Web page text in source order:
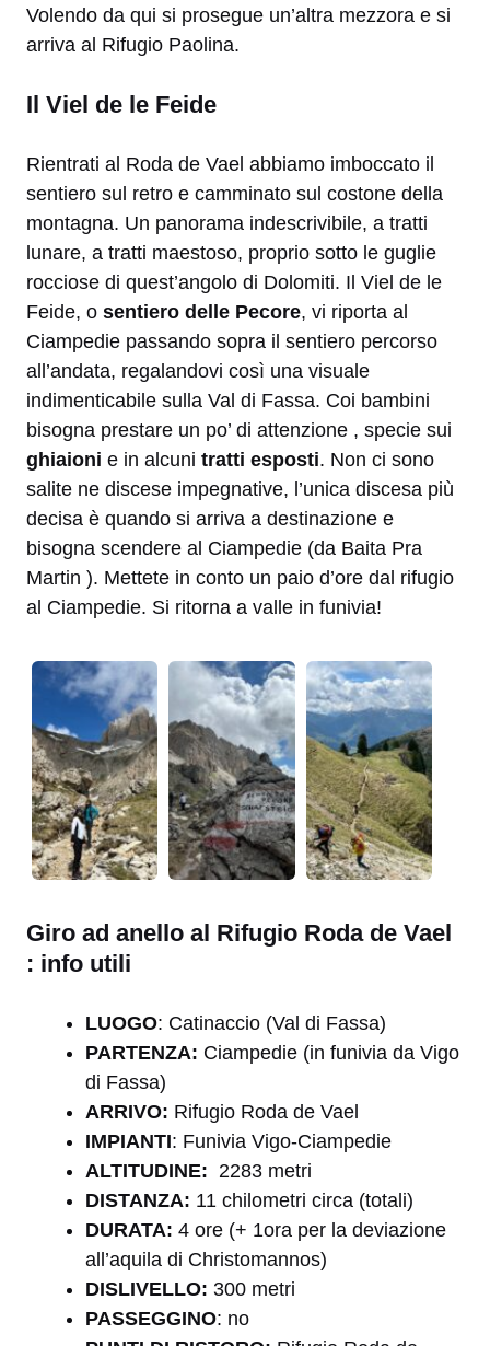
Volendo da qui si prosegue un’altra mezzora e si
arriva al Rifugio Paolina.
Il Viel de le Feide
Rientrati al Roda de Vael abbiamo imboccato il
sentiero sul retro e camminato sul costone della
montagna. Un panorama indescrivibile, a tratti
lunare, a tratti maestoso, proprio sotto le guglie
rocciose di quest’angolo di Dolomiti. Il Viel de le
Feide, o sentiero delle Pecore, vi riporta al
Ciampedie passando sopra il sentiero percorso
all’andata, regalandovi così una visuale
indimenticabile sulla Val di Fassa. Coi bambini
bisogna prestare un po’ di attenzione , specie sui
ghiaioni e in alcuni tratti esposti. Non ci sono
salite ne discese impegnative, l’unica discesa più
decisa è quando si arriva a destinazione e
bisogna scendere al Ciampedie (da Baita Pra
Martin ). Mettete in conto un paio d’ore dal rifugio
al Ciampedie. Si ritorna a valle in funivia!
Giro ad anello al Rifugio Roda de Vael
: info utili
LUOGO: Catinaccio (Val di Fassa)
PARTENZA: Ciampedie (in funivia da Vigo
di Fassa)
ARRIVO: Rifugio Roda de Vael
IMPIANTI: Funivia Vigo-Ciampedie
ALTITUDINE: 2283 metri
DISTANZA: 11 chilometri circa (totali)
DURATA: 4 ore (+ 1ora per la deviazione
all’aquila di Christomannos)
DISLIVELLO: 300 metri
PASSEGGINO: no